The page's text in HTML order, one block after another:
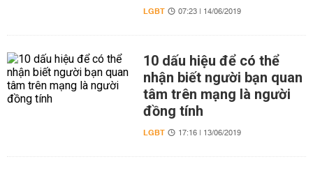
LGBT 07:23 | 14/06/2019
10 dấu hiệu để có thể
nhận biết người bạn quan
tâm trên mạng là người
đồng tính
LGBT 17:16 | 13/06/2019